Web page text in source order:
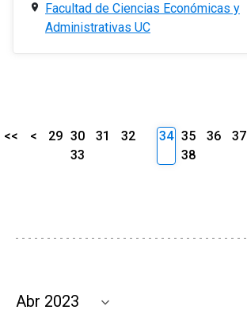
Facultad de Ciencias Económicas y
Administrativas UC
<< < 29 30 31
32
33
34 35 36
37
38